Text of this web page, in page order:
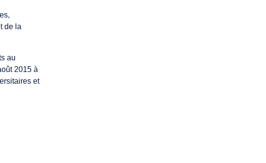
de la
au
2015 à
et